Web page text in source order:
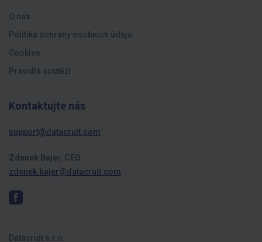
O nás
Politika ochrany osobních údajů
Cookies
Pravidla soutěží
Kontaktujte nás
support@datacruit.com
Zdenek Bajer, CEO
zdenek.bajer@datacruit.com
Datacruit s.r.o.